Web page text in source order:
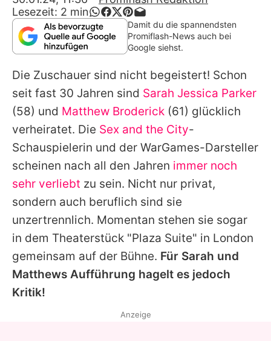
Team
Redaktionelle Richtlinien
Impressum
Datenschutzerklärung
Nutzungsbedingungen
Utiq verwalten
Lesezeit: 2 min
Damit du die spannendsten
Promiflash-News auch bei
Google siehst.
Die Zuschauer sind nicht begeistert! Schon
seit fast 30 Jahren sind Sarah Jessica Parker
(58) und Matthew Broderick (61) glücklich
verheiratet. Die Sex and the City-
Schauspielerin und der WarGames-Darsteller
scheinen nach all den Jahren immer noch
sehr verliebt zu sein. Nicht nur privat,
sondern auch beruflich sind sie
unzertrennlich. Momentan stehen sie sogar
in dem Theaterstück "Plaza Suite" in London
gemeinsam auf der Bühne. Für Sarah und
Matthews Aufführung hagelt es jedoch
Kritik!
Anzeige